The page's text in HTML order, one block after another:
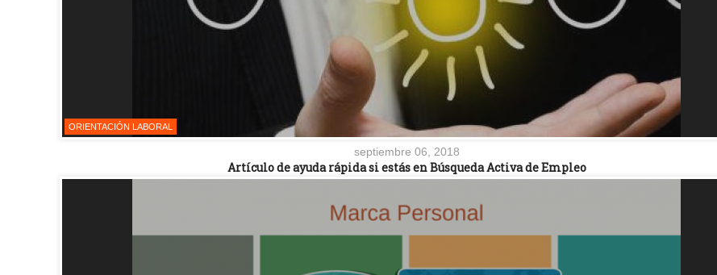
ORIENTACIÓN LABORAL
septiembre 06, 2018
Artículo de ayuda rápida si estás en Búsqueda Activa de Empleo